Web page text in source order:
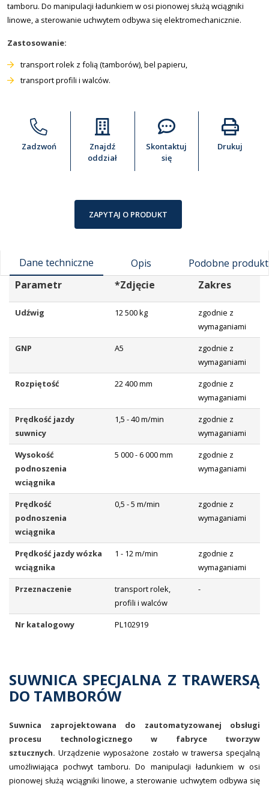
tamboru. Do manipulacji ładunkiem w osi pionowej służą wciągniki
linowe, a sterowanie uchwytem odbywa się elektromechanicznie.
Zastosowanie:
transport rolek z folią (tamborów), bel papieru,
transport profili i walców.
Zadzwoń
Znajdź
oddział
Skontaktuj
się
Drukuj
ZAPYTAJ O PRODUKT
Dane techniczne Opis
Podobne
Parametr
*Zdjęcie Zakres
Udźwig 12 500 kg
zgodnie z
wymaganiami
GNP
A5
zgodnie z
wymaganiami
Rozpiętość
22 400 mm
zgodnie z
wymaganiami
Prędkość jazdy
suwnicy
1,5 - 40 m/min
zgodnie z
wymaganiami
Wysokość
podnoszenia
wciągnika
5 000 - 6 000 mm
zgodnie z
wymaganiami
Prędkość
podnoszenia
wciągnika
0,5 - 5 m/min
zgodnie z
wymaganiami
Prędkość jazdy wózka
wciągnika
1 - 12 m/min
zgodnie z
wymaganiami
Przeznaczenie
transport rolek,
profili i walców
-
Nr katalogowy PL102919
SUWNICA SPECJALNA Z TRAWERSĄ
DO TAMBORÓW
Suwnica zaprojektowana do zautomatyzowanej obsługi
procesu technologicznego w fabryce tworzyw
sztucznych.Urządzenie wyposażone zostało w trawersa specjalną
umożliwiająca pochwyt tamboru. Do manipulacji ładunkiem w osi
pionowej służą wciągniki linowe, a sterowanie uchwytem odbywa się